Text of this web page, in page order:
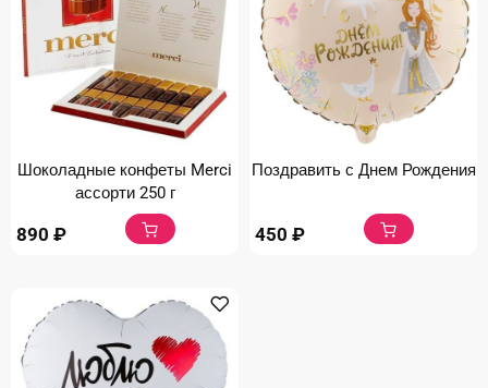
Шоколадные конфеты Merci
ассорти 250 г
890 ₽
Поздравить с Днем Рождения
450 ₽